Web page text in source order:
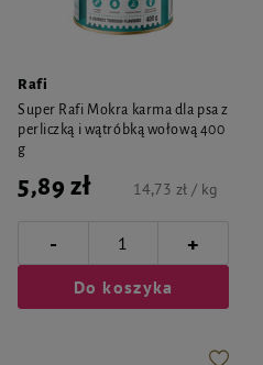
Rafi
Super Rafi Mokra karma dla psa z
perliczką i wątróbką wołową 400
g
5,89 zł 14,73 zł / kg
- +
Do koszyka